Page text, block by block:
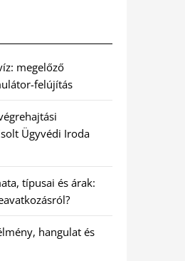
megelőző
felújítás
Ügyvédi Iroda
típusai és árak:
hangulat és